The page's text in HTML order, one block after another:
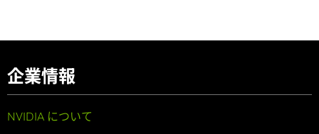
企業情報
NVIDIA について